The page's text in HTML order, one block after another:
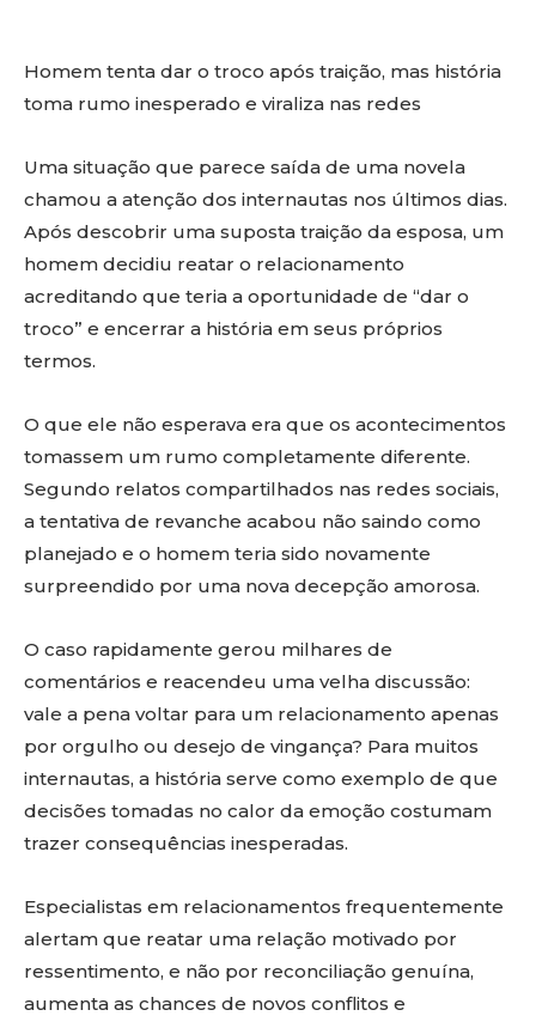
Homem tenta dar o troco após traição, mas história
toma rumo inesperado e viraliza nas redes
Uma situação que parece saída de uma novela
chamou a atenção dos internautas nos últimos dias.
Após descobrir uma suposta traição da esposa, um
homem decidiu reatar o relacionamento
acreditando que teria a oportunidade de “dar o
troco” e encerrar a história em seus próprios
termos.
O que ele não esperava era que os acontecimentos
tomassem um rumo completamente diferente.
Segundo relatos compartilhados nas redes sociais,
a tentativa de revanche acabou não saindo como
planejado e o homem teria sido novamente
surpreendido por uma nova decepção amorosa.
O caso rapidamente gerou milhares de
comentários e reacendeu uma velha discussão:
vale a pena voltar para um relacionamento apenas
por orgulho ou desejo de vingança? Para muitos
internautas, a história serve como exemplo de que
decisões tomadas no calor da emoção costumam
trazer consequências inesperadas.
Especialistas em relacionamentos frequentemente
alertam que reatar uma relação motivado por
ressentimento, e não por reconciliação genuína,
aumenta as chances de novos conflitos e